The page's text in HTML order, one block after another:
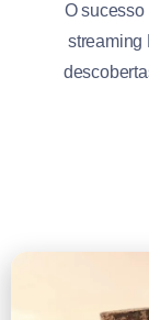
O
streaming